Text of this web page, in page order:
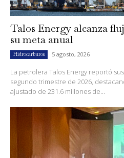
Talos Energy alcanza
su meta anual
Hidrocarburos 5 agosto, 2026
La petrolera Talos Energy reportó
segundo trimestre de 2026,
ajustado de 231.6 millones de...